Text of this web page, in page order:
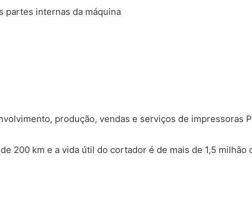
partes internas da máquina
produção, vendas e serviços de impressoras
200 km e a vida útil do cortador é de mais de 1,5 milhão